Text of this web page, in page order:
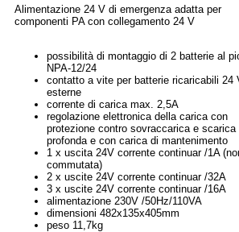
Alimentazione 24 V di emergenza adatta per
componenti PA con collegamento 24 V
possibilità di montaggio di 2 batterie al
NPA-12/24
contatto a vite per batterie ricaricabili 24
esterne
corrente di carica max. 2,5A
regolazione elettronica della carica con
protezione contro sovraccarica e scarica
profonda e con carica di mantenimento
1 x uscita 24V corrente continuar /1A
commutata)
2 x uscite 24V corrente continuar /32A
3 x uscite 24V corrente continuar /16A
alimentazione 230V /50Hz/110VA
dimensioni 482x135x405mm
peso 11,7kg